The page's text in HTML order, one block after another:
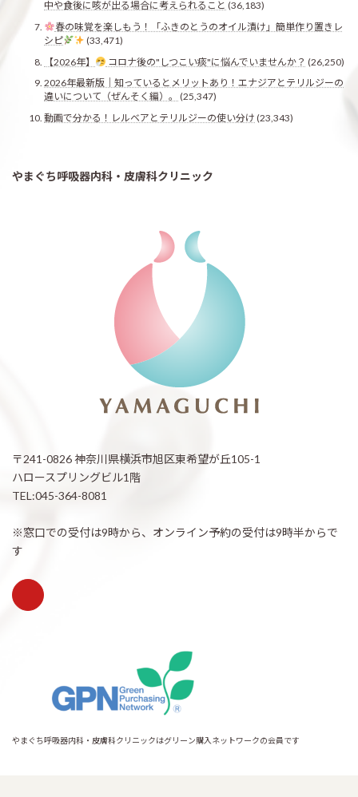
中や食後に咳が出る場合に考えられること (36,183)
春の味覚を楽しもう！「ふきのとうのオイル漬け」簡単作り置きレ
シピ
(33,471)
【2026年】
コロナ後の"しつこい痰"に悩んでいませんか？ (26,250)
2026年最新版｜知っているとメリットあり！エナジアとテリルジーの
違いについて（ぜんそく編）。
(25,347)
動画で分かる！レルベアとテリルジーの使い分け (23,343)
やまぐち呼吸器内科・皮膚科クリニック
〒241-0826 神奈川県横浜市旭区東希望が丘105-1
ハロースプリングビル1階
TEL:045-364-8081
※窓口での受付は9時から、オンライン予約の受付は9時半からで
す
やまぐち呼吸器内科・皮膚科クリニックはグリーン購入ネットワークの会員です